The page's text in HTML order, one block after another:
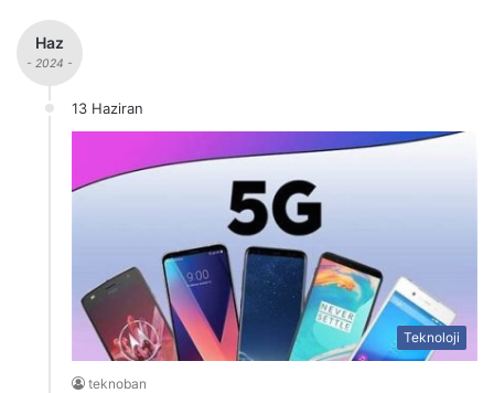
Haz
- 2024 -
13 Haziran
Teknoloji
teknoban